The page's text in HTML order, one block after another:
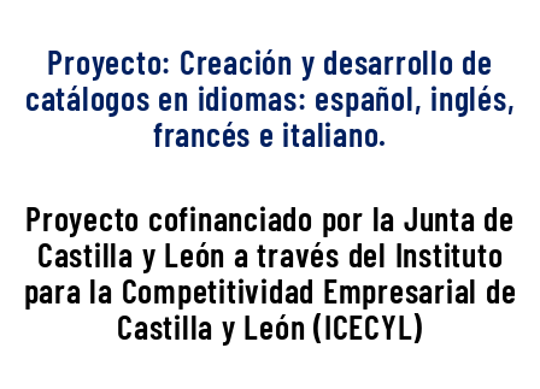
Proyecto: Creación y desarrollo de
catálogos en idiomas: español, inglés,
francés e italiano.
Proyecto cofinanciado por la Junta de
Castilla y León a través del Instituto
para la Competitividad Empresarial de
Castilla y León (ICECYL)